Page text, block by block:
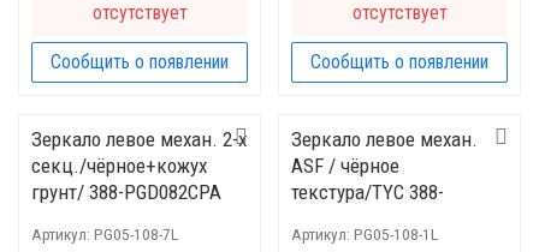
отсутствует
Сообщить о появлении
отсутствует
Сообщить о появлении
Зеркало левое механ. 2-х
секц./чёрное+кожух
грунт/ 388-PGD082CPA
Артикул: PG05-108-7L
Зеркало левое механ.
ASF / чёрное
текстура/TYC 388-
Артикул: PG05-108-1L